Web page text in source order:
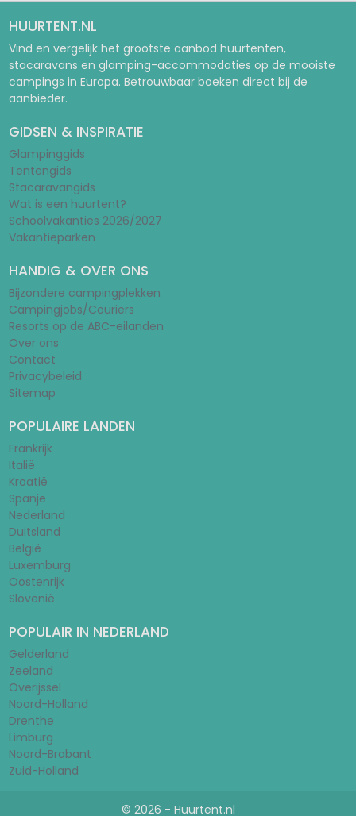
HUURTENT.NL
Vind en vergelijk het grootste aanbod huurtenten,
stacaravans en glamping-accommodaties op de mooiste
campings in Europa. Betrouwbaar boeken direct bij de
aanbieder.
GIDSEN & INSPIRATIE
Glampinggids
Tentengids
Stacaravangids
Wat is een huurtent?
Schoolvakanties 2026/2027
Vakantieparken
HANDIG & OVER ONS
Bijzondere campingplekken
Campingjobs/Couriers
Resorts op de ABC-eilanden
Over ons
Contact
Privacybeleid
Sitemap
POPULAIRE LANDEN
Frankrijk
Italië
Kroatië
Spanje
Nederland
Duitsland
België
Luxemburg
Oostenrijk
Slovenië
POPULAIR IN NEDERLAND
Gelderland
Zeeland
Overijssel
Noord-Holland
Drenthe
Limburg
Noord-Brabant
Zuid-Holland
© 2026 - Huurtent.nl